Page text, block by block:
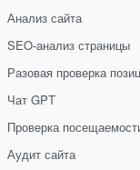
Анализ сайта
SEO-анализ страницы
Разовая проверка
Чат GPT
Проверка
Аудит сайта